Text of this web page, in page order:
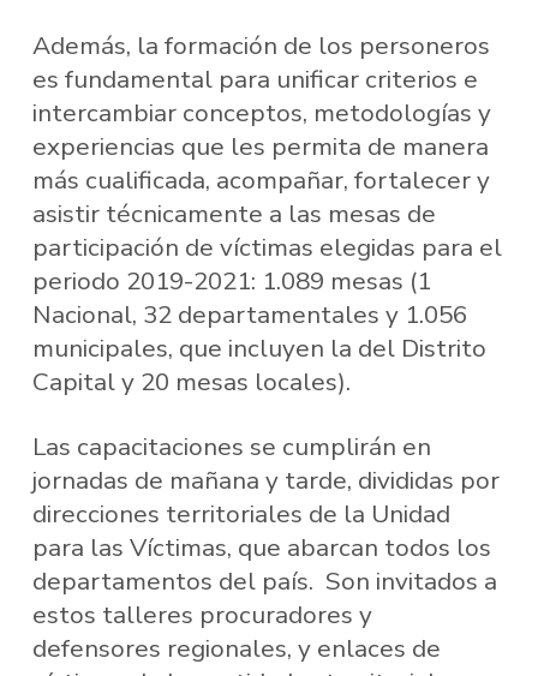
Además, la formación de los personeros
es fundamental para unificar criterios e
intercambiar conceptos, metodologías y
experiencias que les permita de manera
más cualificada, acompañar, fortalecer y
asistir técnicamente a las mesas de
participación de víctimas elegidas para el
periodo 2019-2021: 1.089 mesas (1
Nacional, 32 departamentales y 1.056
municipales, que incluyen la del Distrito
Capital y 20 mesas locales).
Las capacitaciones se cumplirán en
jornadas de mañana y tarde, divididas por
direcciones territoriales de la Unidad
para las Víctimas, que abarcan todos los
departamentos del país. Son invitados a
estos talleres procuradores y
defensores regionales, y enlaces de